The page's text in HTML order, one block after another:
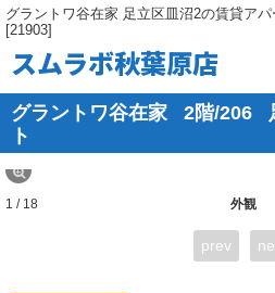
グラントワ谷在家 足立区皿沼2の賃貸アパ
[21903]
スムラボ秋葉原店
グラントワ谷在家 2階/206
ト
外観
1 / 18
prev